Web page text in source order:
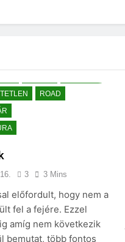
ROAD
3 3 Mins
előfordult, hogy nem a
fel a fejére. Ezzel
amíg nem következik
bemutat, több fontos